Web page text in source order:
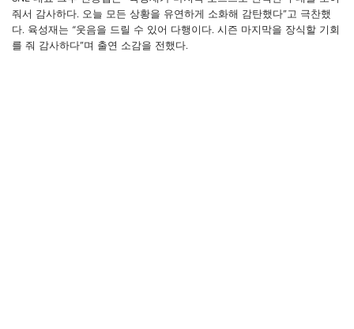
줘서 감사하다. 오늘 모든 상황을 유연하게 소화해 감탄했다”고 극찬했
다. 육성재는 “웃음을 드릴 수 있어 다행이다. 시즌 마지막을 장식할 기회
를 줘 감사하다”며 출연 소감을 전했다.